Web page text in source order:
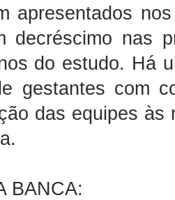
apresentados
decréscimo nas
do estudo. Há
gestantes com
das equipes
BANCA: